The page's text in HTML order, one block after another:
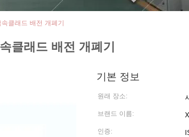
클래드 배전 개폐기
클래드 배전 개폐기
기본 정보
원래 장소:
브랜드 이름:
인증: